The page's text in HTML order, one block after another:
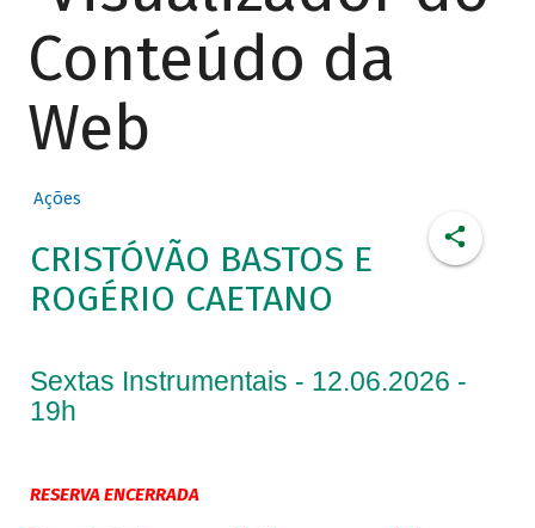
Conteúdo da
Web
Ações
CRISTÓVÃO BASTOS E
ROGÉRIO CAETANO
Sextas Instrumentais - 12.06.2026 -
19h
RESERVA ENCERRADA